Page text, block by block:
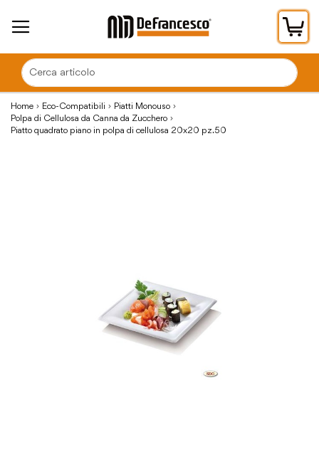
Home Eco-Compatibili
Piatti Monouso
Polpa di Cellulosa da Canna da Zucchero
Piatto quadrato piano in polpa di cellulosa 20x20 pz.50